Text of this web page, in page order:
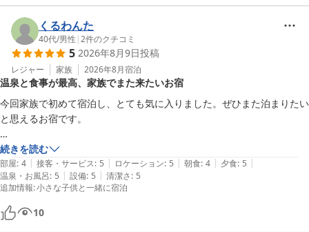
川浦温泉 山県館
2026-07-30
とにかくゆっくりのんびり温泉に浸かりたい方におすすめの宿です。
温度がちょうど良く、小学生の温泉好きの息子も何度も入りに行ってい
ました。
今回は一泊だった為、次回は二泊してもっと温泉を楽しみたいと思って
います。
宿から車で10分かからない所にある神社（大嶽山那加都神社）もとっ
ても素敵な神社でした！（かなりの山道？、階段ですので足腰に自信が
ない方はお気をつけください。我が家は筋肉痛になりました笑）
大変お世話になりました！
当館自慢の源泉かけ流し温泉をお気に召していただけたご様子、大
変嬉しく拝読いたしました。ゆっくりと長湯をお楽しみいただける
温度や、シャワーまで温泉を使用している点、また大浴場や岩風呂
からの眺めにもご満足いただけたとのこと、何よりでございます。
また、館内の清掃やお食事についてもお褒めのお言葉をいただき、
ありがとうございます。お子様のお料理につきましては、事前にご
相談いただきありがとうございました。高学年向けのお料理は少し
時間をお過ごしいただけておりましたら幸いです。
お子様にも温泉を気に入っていただき、何度もご入浴されたとのお
話にスタッフ一同大変嬉しくなりました。当館の温泉はお子様から
ご年配の方までゆったりお楽しみいただける泉温が特徴でございま
す。
くるわんた
40代/男性 |2件のクチコミ
5 2026年8月9日投稿
レジャー 家族 2026年8月宿泊
温泉と食事が最高、家族でまた来たいお宿
今回家族で初めて宿泊し、とても気に入りました。ぜひまた泊まりたい
と思えるお宿です。
何より温泉が素晴らしかったです。
100％源泉掛け流しで、お湯もしっかり熱め。湯上がりにくつろげる畳
の一角も、武田氏ゆかりの岩風呂も趣があり、歴史を感じる雰囲気がと
ても素敵でした。
食事も大満足です。量・質ともに申し分なく、大変美味しくいただきま
続きを読む
部屋: 4 | 接客・サービス: 5 | ロケーション: 5 | 朝食: 4 | 夕食: 5 |
温泉・お風呂: 5 | 設備: 5 | 清潔さ: 5
追加情報:小さな子供と一緒に宿泊
10